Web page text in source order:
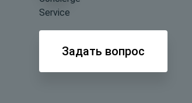
Задать вопрос